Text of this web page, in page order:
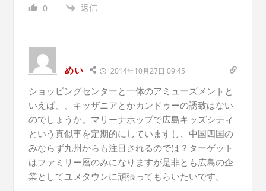
0 返信
めい 2014年10月27日 09:45
ショッピングセンターと一体のアミューズメントと
いえば、、キッザニアとかカンドゥーの誘致はない
のでしょうか。マリーナホップで広島キッズシティ
という真似事を定期的にしていますし、中国四国の
みならず九州からも注目されるのでは？ターゲット
はファミリー層のみになりますが是非とも広島の企
業としてユメタウンに頑張ってもらいたいです。